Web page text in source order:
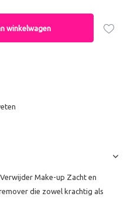
winkelwagen
Make-up Zacht en
die zowel krachtig als